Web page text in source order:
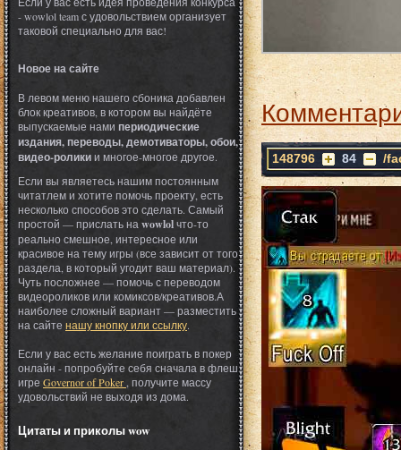
- wowlol team с удовольствием организует
таковой специально для вас!
Новое на сайте
В левом меню нашего сбоника добавлен
блок креативов, в котором вы найдёте
выпускаемые нами периодические
издания, переводы, демотиваторы, обои,
видео-роликии многое-многое другое.
Если вы являетесь нашим постоянным
читатлем и хотите помочь проекту, есть
несколько способов это сделать. Самый
простой — прислать на wowlolчто-то
реально смешное, интересное или
красивое на тему игры (все зависит от того
раздела, в который угодит ваш материал).
Чуть посложнее — помочь с переводом
видеороликов или комиксов/креативов.А
наиболее сложный вариант — разместить
на сайте нашу кнопку или ссылку.
Если у вас есть желание поиграть в покер
онлайн - попробуйте себя сначала в флеш
игре Governor of Poker , получите массу
удовольствий не выходя из дома.
Цитаты и приколы wow
148796 84 /